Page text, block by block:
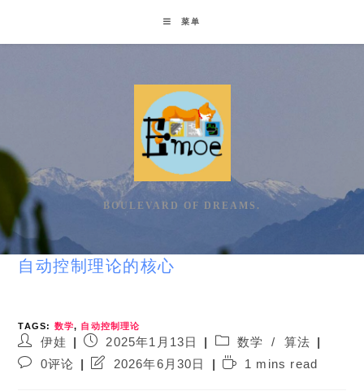
content
菜单
BOULEVARD OF DREAMS.
自动控制理论的核心
TAGS: 数学, 自动控制理论
Post
author:
伊娃
Post
published:
2025年1月13日
Post
category:
数学 /
算法
Post0评论
Post2026年6月30日
Reading1 mins read